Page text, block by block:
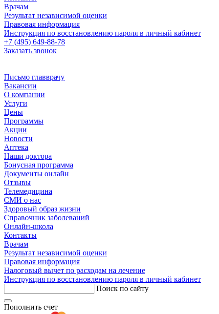
Врачам
Результат независимой оценки
Правовая информация
Инструкция по восстановлению пароля в личный кабинет
+7 (495) 649-88-78
Заказать звонок
Письмо главврачу
Вакансии
О компании
Услуги
Цены
Программы
Акции
Новости
Аптека
Наши доктора
Бонусная программа
Документы онлайн
Отзывы
Телемедицина
СМИ о нас
Здоровый образ жизни
Справочник заболеваний
Онлайн-школа
Контакты
Врачам
Результат независимой оценки
Правовая информация
Налоговый вычет по расходам на лечение
Инструкция по восстановлению пароля в личный кабинет
Поиск по сайту
Пополнить счет